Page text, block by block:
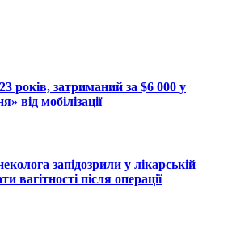
років, затриманий за $6 000 у
від мобілізації
запідозрили у лікарській
вагітності після операції